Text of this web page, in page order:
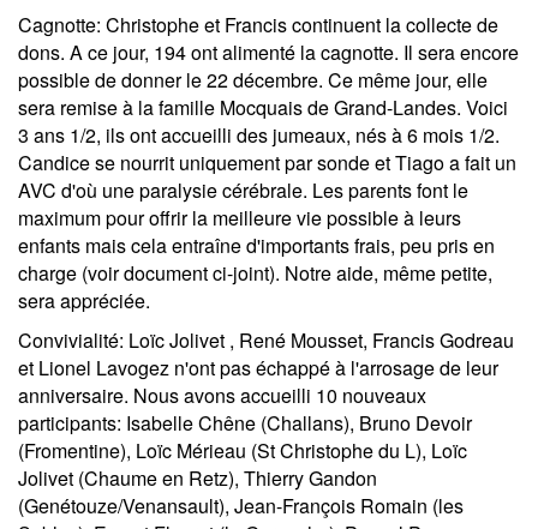
Cagnotte: Christophe et Francis continuent la collecte de
dons. A ce jour, 194 ont alimenté la cagnotte. Il sera encore
possible de donner le 22 décembre. Ce même jour, elle
sera remise à la famille Mocquais de Grand-Landes. Voici
3 ans 1/2, ils ont accueilli des jumeaux, nés à 6 mois 1/2.
Candice se nourrit uniquement par sonde et Tiago a fait un
AVC d'où une paralysie cérébrale. Les parents font le
maximum pour offrir la meilleure vie possible à leurs
enfants mais cela entraîne d'importants frais, peu pris en
charge (voir document ci-joint). Notre aide, même petite,
sera appréciée.
Convivialité: Loïc Jolivet , René Mousset, Francis Godreau
et Lionel Lavogez n'ont pas échappé à l'arrosage de leur
anniversaire. Nous avons accueilli 10 nouveaux
participants: Isabelle Chêne (Challans), Bruno Devoir
(Fromentine), Loïc Mérieau (St Christophe du L), Loïc
Jolivet (Chaume en Retz), Thierry Gandon
(Genétouze/Venansault), Jean-François Romain (les